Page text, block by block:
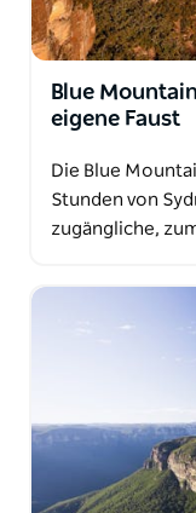
Blue
eigene Faust
Die Blue
Stunden von
zugängliche,